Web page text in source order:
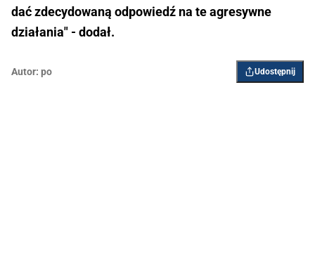
dać zdecydowaną odpowiedź na te agresywne
działania" - dodał.
Autor: po Udostępnij